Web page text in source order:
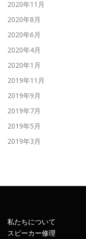
2020年11月
2020年8月
2020年6月
2020年4月
2020年1月
2019年11月
2019年9月
2019年7月
2019年5月
2019年3月
私たちについて
スピーカー修理